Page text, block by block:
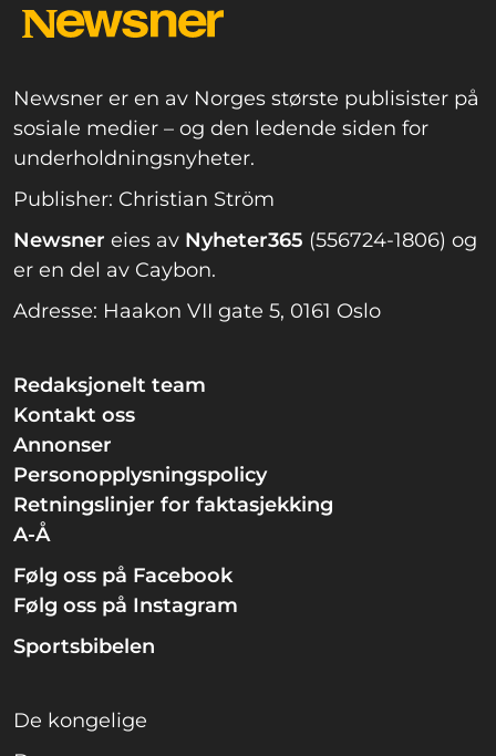
Newsner er en av Norges største publisister på
sosiale medier – og den ledende siden for
underholdningsnyheter.
Publisher: Christian Ström
Newsner eies av Nyheter365 (556724-1806) og
er en del av Caybon.
Adresse: Haakon VII gate 5, 0161 Oslo
Redaksjonelt team
Kontakt oss
Annonser
Personopplysningspolicy
Retningslinjer for faktasjekking
A-Å
Følg oss på Facebook
Følg oss på Instagram
Sportsbibelen
De kongelige